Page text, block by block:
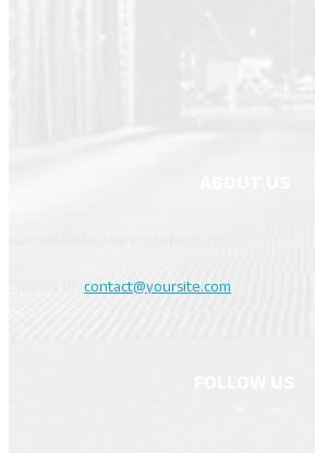
contact@yoursite.com